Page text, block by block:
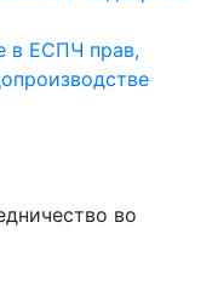
в ЕСПЧ прав,
во